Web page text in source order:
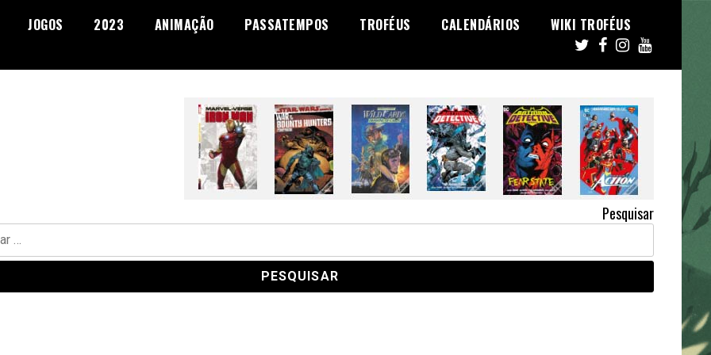
JOGOS 2023 ANIMAÇÃO PASSATEMPOS TROFÉUS CALENDÁRIOS WIKI TROFÉUS
Pesquisar